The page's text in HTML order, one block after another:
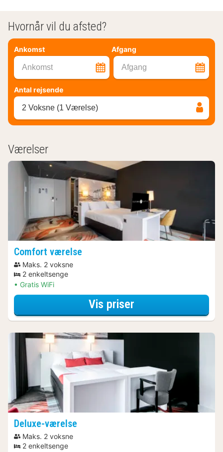
Hvornår vil du afsted?
Ankomst Afgang
Ankomst Afgang
Antal rejsende
2 Voksne (1 Værelse)
Værelser
Comfort værelse
Maks. 2 voksne
2 enkeltsenge
Gratis WiFi
Vis priser
Deluxe-værelse
Maks. 2 voksne
2 enkeltsenge